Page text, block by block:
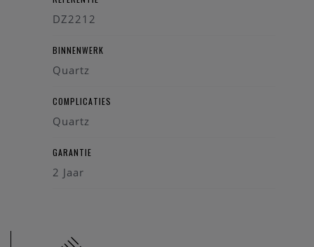
DZ2212
BINNENWERK
Quartz
COMPLICATIES
Quartz
GARANTIE
2 Jaar